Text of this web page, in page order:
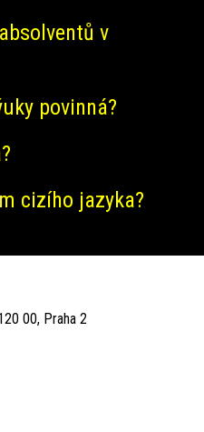
v
povinná?
cizího jazyka?
00, Praha 2